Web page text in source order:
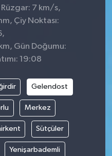
Rüzgar: 7 km/s,
Çiy Noktası:
Gün Doğumu:
19:08
Gelendost
Merkez
Sütçüler
Yenişarbademli